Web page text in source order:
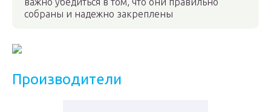
собраны и надежно закреплены
Производители